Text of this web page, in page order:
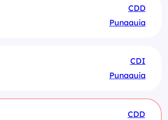
CDD
Punaauia
CDI
Punaauia
CDD